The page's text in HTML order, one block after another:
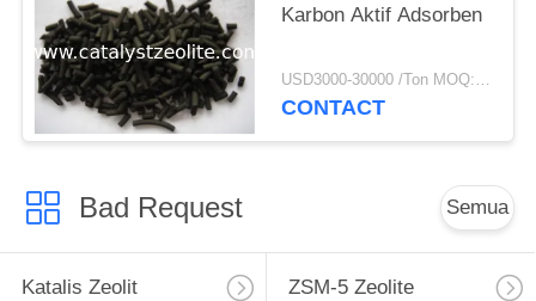
Karbon Aktif Adsorben
USD3000-30000 /Ton MOQ:1 KG
CONTACT
Bad Request Semua
Katalis Zeolit ZSM-5 Zeolite